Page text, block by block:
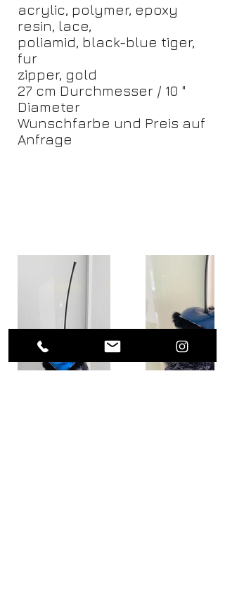
acrylic, polymer, epoxy
resin, lace,
poliamid, black-blue tiger,
fur
zipper, gold
27 cm Durchmesser / 10 "
Diameter
Wunschfarbe und Preis auf
Anfrage